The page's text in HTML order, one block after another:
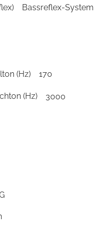
Bassreflex-System
(Hz) 170
(Hz) 3000